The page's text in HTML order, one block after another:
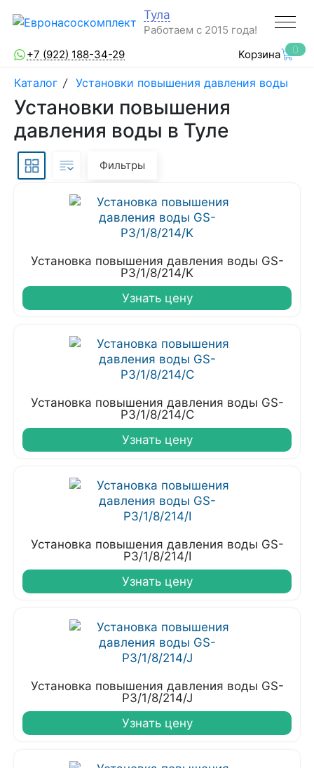
Тула
Работаем с 2015 года!
+7 (922) 188-34-29
Корзина 0
Каталог / Установки повышения давления воды
Установки повышения
давления воды в Туле
Фильтры
Установка повышения давления воды GS-
P3/1/8/214/K
Узнать цену
Установка повышения давления воды GS-
P3/1/8/214/C
Узнать цену
Установка повышения давления воды GS-
P3/1/8/214/I
Узнать цену
Установка повышения давления воды GS-
P3/1/8/214/J
Узнать цену